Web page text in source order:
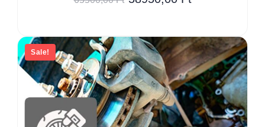
Sale!